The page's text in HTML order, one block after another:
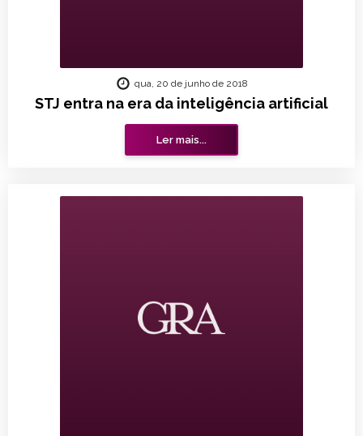
STJ entra na era da inteligência artificial
qua, 20 de junho de 2018
Ler mais...